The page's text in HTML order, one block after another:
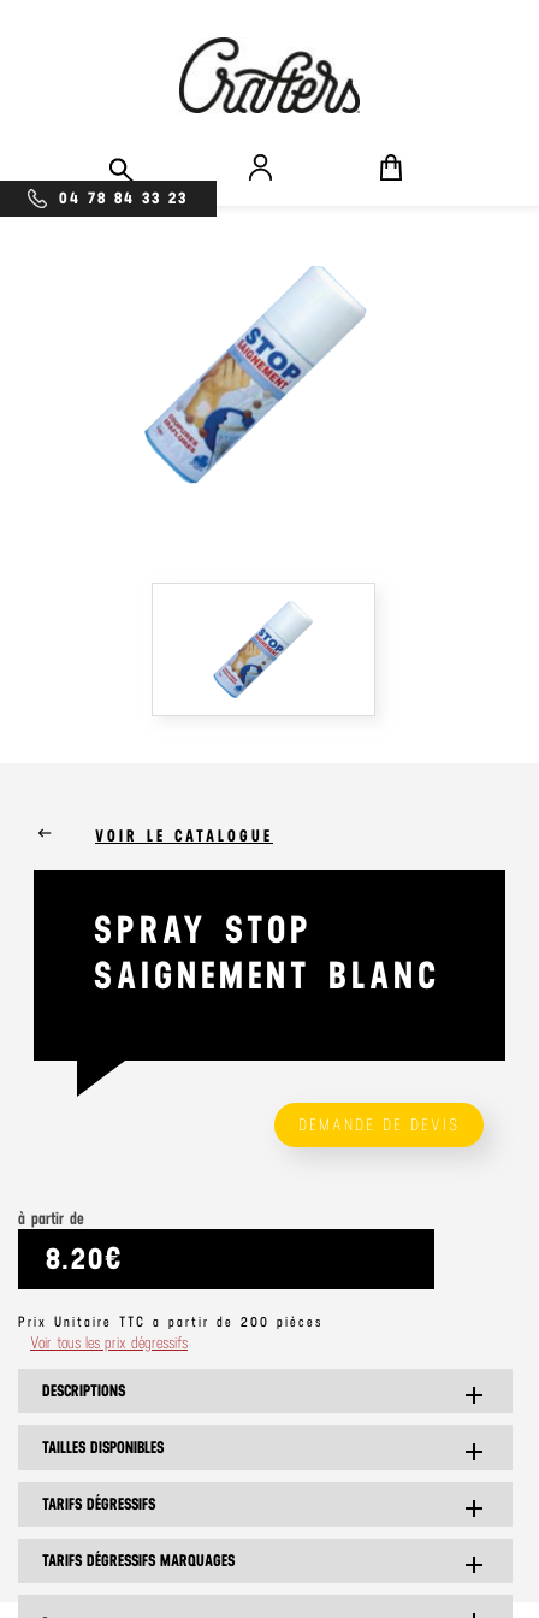
04 78 84 33 23
keyboard_backspace VOIR LE CATALOGUE
SPRAY STOP
SAIGNEMENT BLANC
DEMANDE DE DEVIS
à partir de
8.20€
Prix Unitaire TTC a partir de 200 pièces
Voir tous les prix dégressifs
DESCRIPTIONS add
TAILLES DISPONIBLES add
TARIFS DÉGRESSIFS add
TARIFS DÉGRESSIFS MARQUAGES add